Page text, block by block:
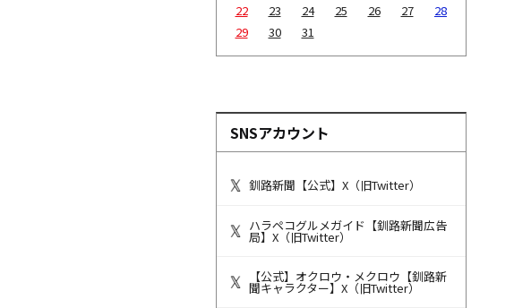
22
23 24 25 26 27
28
29
30 31
SNSアカウント
釧路新聞【公式】X（旧Twitter）
ハラペコグルメガイド【釧路新聞広告
局】X（旧Twitter）
【公式】オクロウ・メクロウ【釧路新
聞キャラクター】X（旧Twitter）